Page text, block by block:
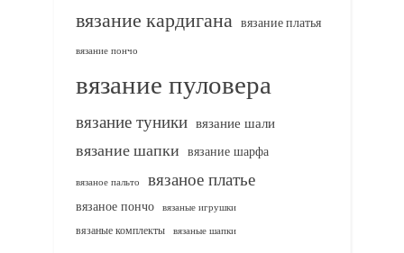
вязание кардигана вязание платья
вязание пончо
вязание пуловера
вязание туники вязание шали
вязание шапки вязание шарфа
вязаное пальто вязаное платье
вязаное пончо вязаные игрушки
вязаные комплекты
вязаные шапки